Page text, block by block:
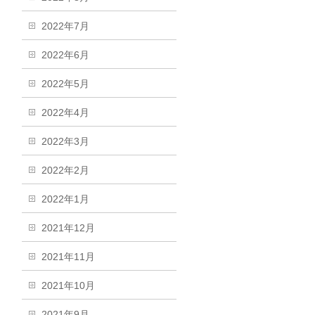
2022年7月
2022年6月
2022年5月
2022年4月
2022年3月
2022年2月
2022年1月
2021年12月
2021年11月
2021年10月